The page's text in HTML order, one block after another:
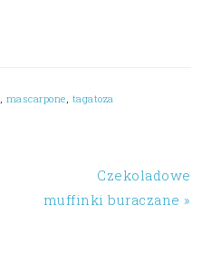
, mascarpone, tagatoza
Czekoladowe
muffinki buraczane »